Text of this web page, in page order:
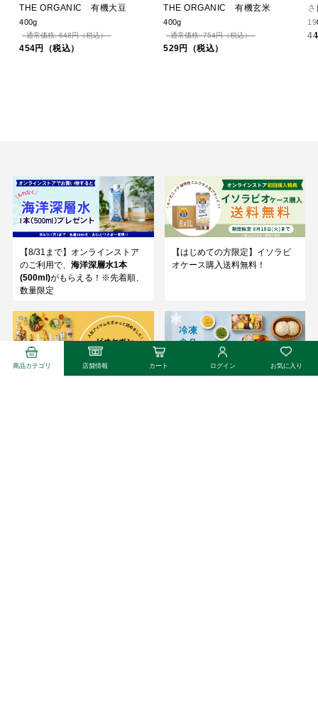
THE ORGANIC 有機大豆
400g
通常価格: 648円（税込）
454円（税込）
THE ORGANIC 有機玄米
400g
通常価格: 754円（税込）
529円（税込）
【8/31まで】オンラインストア
のご利用で、 海洋深層水1本
(500ml)がもらえる！※先着順、
数量限定
【はじめての方限定】イソラビ
オケース購入送料無料！
商品カテゴリ 店舗情報 カート ログイン お気に入り